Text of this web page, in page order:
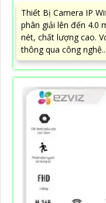
Thiết Bị Camera IP
phân giải lên đến 4.0
nét, chất lượng cao.
thông qua công nghệ...